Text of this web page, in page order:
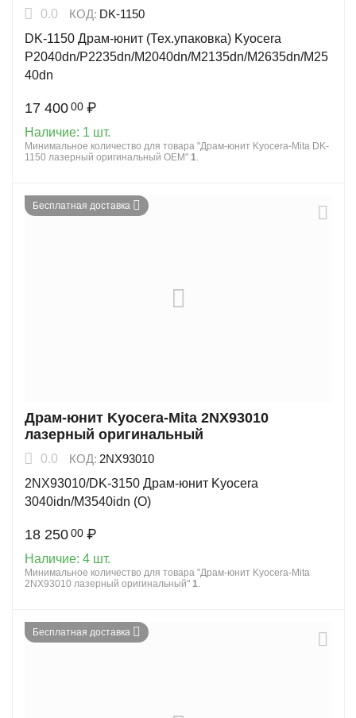
0.0 КОД: DK-1150
DK-1150 Драм-юнит (Тех.упаковка) Kyocera
P2040dn/P2235dn/M2040dn/M2135dn/M2635dn/M25
40dn
17 400 00 ₽
Наличие: 1 шт.
Минимальное количество для товара "Драм-юнит Kyocera-Mita DK-
1150 лазерный оригинальный OEM" 1.
Бесплатная доставка
Драм-юнит Kyocera-Mita 2NX93010
лазерный оригинальный
0.0 КОД: 2NX93010
2NX93010/DK-3150 Драм-юнит Kyocera
3040idn/M3540idn (O)
18 250 00 ₽
Наличие: 4 шт.
Минимальное количество для товара "Драм-юнит Kyocera-Mita
2NX93010 лазерный оригинальный" 1.
Бесплатная доставка